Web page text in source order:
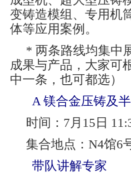
变铸造模组、专用机
体等应用案例。
* 两条路线均集中
成果与产品，大家可
中一条，也可都选）
A 镁合金压铸及
时间：7月15日
集合地点：N4馆6
带队讲解专家